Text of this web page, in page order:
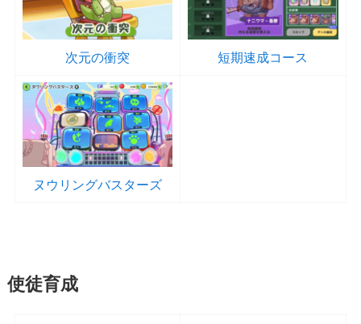
次元の衝突 短期速成コース
ヌウリングバスターズ
使徒育成